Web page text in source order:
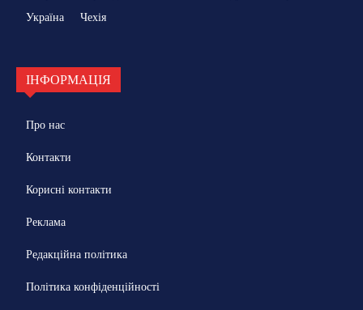
Україна
Чехія
ІНФОРМАЦІЯ
Про нас
Контакти
Корисні контакти
Реклама
Редакційна політика
Політика конфіденційності